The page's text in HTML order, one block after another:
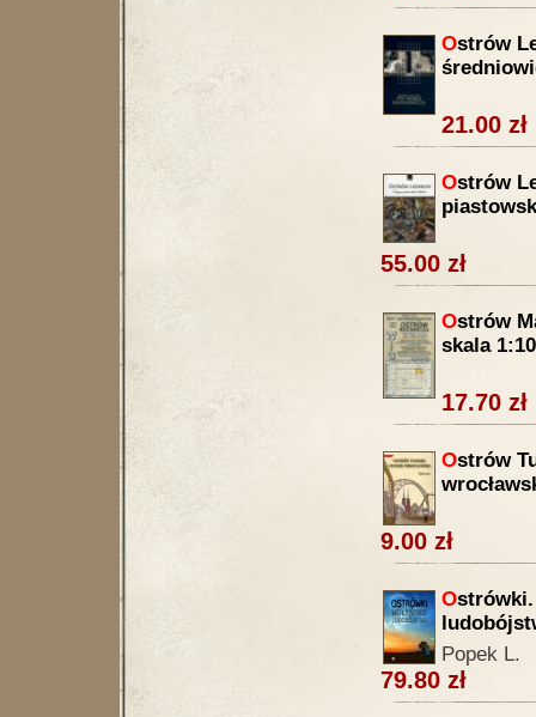
Ostrów
21.00 zł
Ostrów
55.00 zł
Ostrów
skala
17.70 zł
Ostrów
9.00 zł
Ostrówki.
Popek L.
79.80 zł